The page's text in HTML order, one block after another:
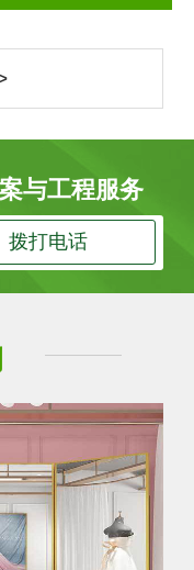
与工程服务
拨打电话